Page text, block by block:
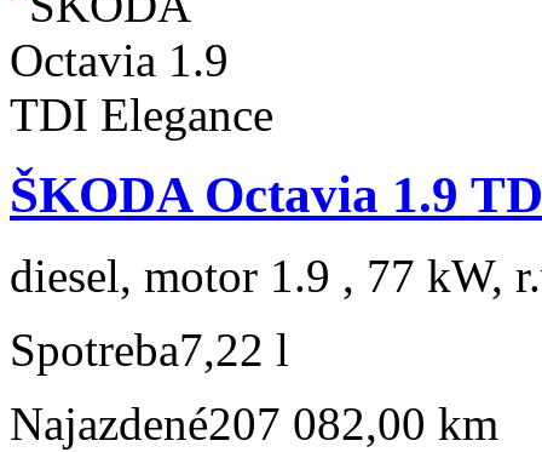
ŠKODA Octavia 1.9
diesel, motor 1.9 , 77 kW,
Spotreba7,22 l
Najazdené207 082,00 km